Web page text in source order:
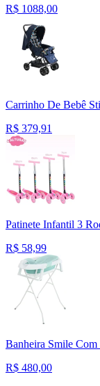
R$ 1088,00
Carrinho De Bebê
R$ 379,91
Patinete Infantil 3
R$ 58,99
Banheira Smile
R$ 480,00